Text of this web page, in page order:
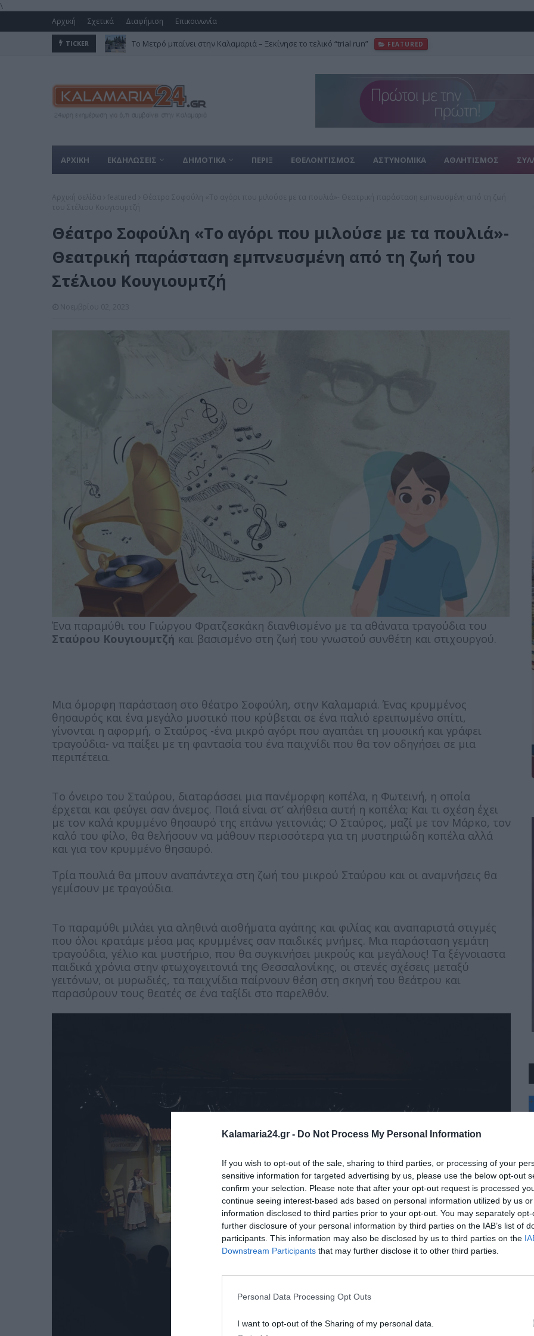
Kalamaria24.gr - Do Not Process My Personal Information
If you wish to opt-out of the sale, sharing to third parties, or processing of your
sensitive information for targeted advertising by us, please use the below opt-out
confirm your selection. Please note that after your opt-out request is processed
continue seeing interest-based ads based on personal information utilized by us
information disclosed to third parties prior to your opt-out. You may separately
further disclosure of your personal information by third parties on the IAB’s list of
participants. This information may also be disclosed by us to third parties on the
Downstream Participants that may further disclose it to other third parties.
Personal Data Processing Opt Outs
I want to opt-out of the Sharing of my personal data.
\
Αρχική Σχετικά Διαφήμιση Επικοινωνία
TICKER Το Μετρό μπαίνει στην Καλαμαριά – Ξεκίνησε το τελικό “trial run” FEATURED
ΑΡΧΙΚΗ ΕΚΔΗΛΩΣΕΙΣ ΔΗΜΟΤΙΚΑ ΠΕΡΙΞ ΕΘΕΛΟΝΤΙΣΜΟΣ ΑΣΤΥΝΟΜΙΚΑ ΑΘΛΗΤΙΣΜΟΣ
Θέατρο Σοφούλη «Το αγόρι που μιλούσε με τα πουλιά»-
Θεατρική παράσταση εμπνευσμένη από τη ζωή του
Στέλιου Κουγιουμτζή
Ένα παραμύθι του Γιώργου Φρατζεσκάκη διανθισμένο με τα αθάνατα τραγούδια του
Σταύρου Κουγιουμτζή και βασισμένο στη ζωή του γνωστού συνθέτη και στιχουργού.
Μια όμορφη παράσταση στο θέατρο Σοφούλη, στην Καλαμαριά. Ένας κρυμμένος
θησαυρός και ένα μεγάλο μυστικό που κρύβεται σε ένα παλιό ερειπωμένο σπίτι,
γίνονται η αφορμή, ο Σταύρος -ένα μικρό αγόρι που αγαπάει τη μουσική και γράφει
τραγούδια- να παίξει με τη φαντασία του ένα παιχνίδι που θα τον οδηγήσει σε μια
περιπέτεια.
Το όνειρο του Σταύρου, διαταράσσει μια πανέμορφη κοπέλα, η Φωτεινή, η οποία
έρχεται και φεύγει σαν άνεμος. Ποιά είναι στ’ αλήθεια αυτή η κοπέλα; Και τι σχέση έχει
με τον καλά κρυμμένο θησαυρό της επάνω γειτονιάς; Ο Σταύρος, μαζί με τον Μάρκο, τον
καλό του φίλο, θα θελήσουν να μάθουν περισσότερα για τη μυστηριώδη κοπέλα αλλά
και για τον κρυμμένο θησαυρό.
Τρία πουλιά θα μπουν αναπάντεχα στη ζωή του μικρού Σταύρου και οι αναμνήσεις θα
γεμίσουν με τραγούδια.
Το παραμύθι μιλάει για αληθινά αισθήματα αγάπης και φιλίας και αναπαριστά στιγμές
που όλοι κρατάμε μέσα μας κρυμμένες σαν παιδικές μνήμες. Μια παράσταση γεμάτη
τραγούδια, γέλιο και μυστήριο, που θα συγκινήσει μικρούς και μεγάλους! Τα ξέγνοιαστα
παιδικά χρόνια στην φτωχογειτονιά της Θεσσαλονίκης, οι στενές σχέσεις μεταξύ
γειτόνων, οι μυρωδιές, τα παιχνίδια παίρνουν θέση στη σκηνή του θεάτρου και
παρασύρουν τους θεατές σε ένα ταξίδι στο παρελθόν.
+
°